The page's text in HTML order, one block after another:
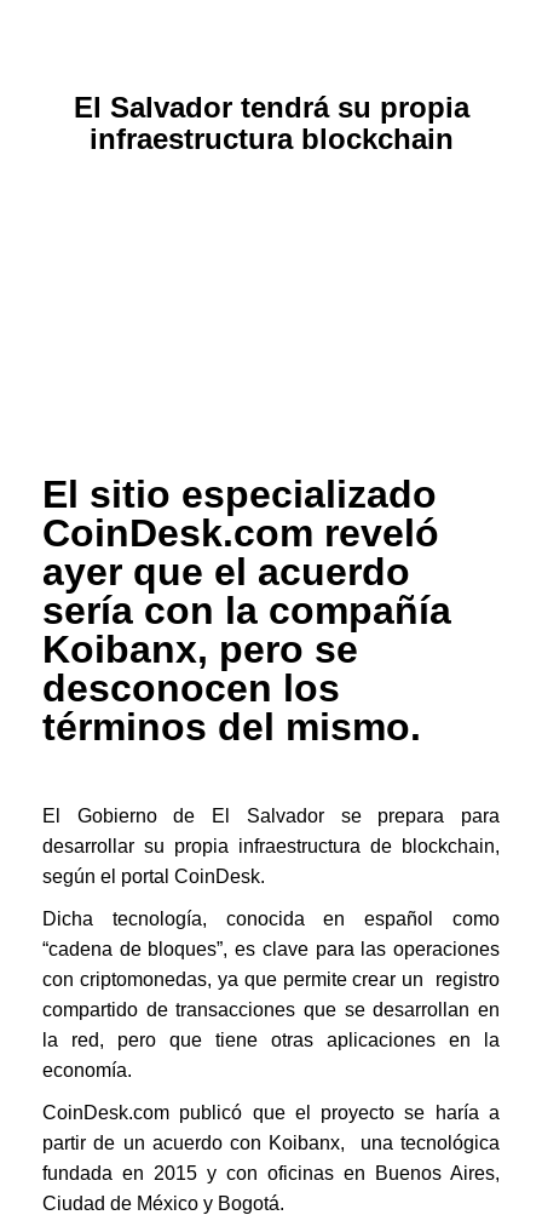
El Salvador tendrá su propia
infraestructura blockchain
El sitio especializado
CoinDesk.com reveló
ayer que el acuerdo
sería con la compañía
Koibanx, pero se
desconocen los
términos del mismo.
El Gobierno de El Salvador se prepara para
desarrollar su propia infraestructura de blockchain,
según el portal CoinDesk.
Dicha tecnología, conocida en español como
“cadena de bloques”, es clave para las operaciones
con criptomonedas, ya que permite crear un registro
compartido de transacciones que se desarrollan en
la red, pero que tiene otras aplicaciones en la
economía.
CoinDesk.com publicó que el proyecto se haría a
partir de un acuerdo con Koibanx, una tecnológica
fundada en 2015 y con oficinas en Buenos Aires,
Ciudad de México y Bogotá.